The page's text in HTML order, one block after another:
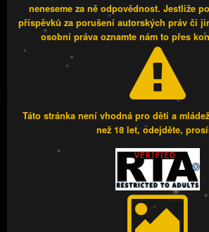
neneseme za ně odpovědnost. Jestliže
příspěvků za porušení autorských práv či
osobní práva oznamte nám to přes
Táto stránka není vhodná pro děti a
než 18 let, odejděte,